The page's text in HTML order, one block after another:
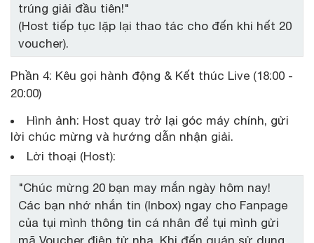
trúng giải đầu tiên!"
(Host tiếp tục lặp lại thao tác cho đến khi hết 20
voucher).
Phần 4: Kêu gọi hành động & Kết thúc Live (18:00 -
20:00)
Hình ảnh: Host quay trở lại góc máy chính, gửi
lời chúc mừng và hướng dẫn nhận giải.
Lời thoại (Host):
"Chúc mừng 20 bạn may mắn ngày hôm nay!
Các bạn nhớ nhắn tin (Inbox) ngay cho Fanpage
của tụi mình thông tin cá nhân để tụi mình gửi
mã Voucher điện tử nha. Khi đến quán sử dụng,